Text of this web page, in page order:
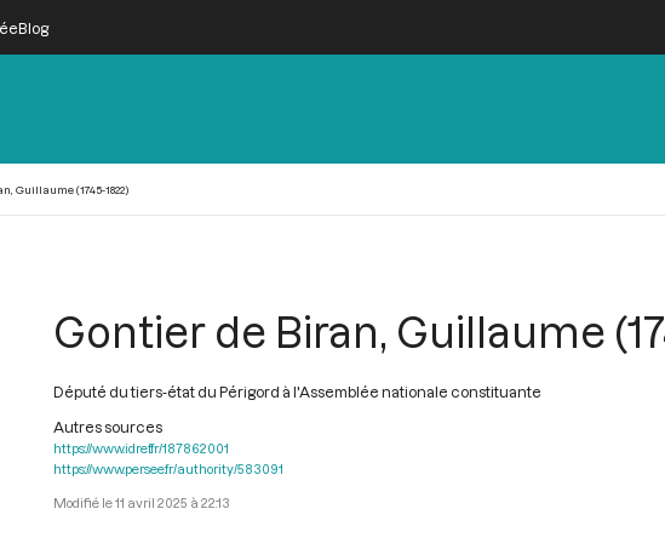
Blog
Guillaume (1745-1822)
Gontier de Biran, Guillaume
Député du tiers-état du Périgord à l'Assemblée nationale constituante
Autres sources
https://www.idref.fr/187862001
https://www.persee.fr/authority/583091
11 avril 2025 à 22:13